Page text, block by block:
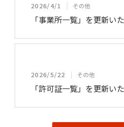
2026/4/1 その他
「事業所一覧」を更新い
2026/5/22 その他
「許可証一覧」を更新い